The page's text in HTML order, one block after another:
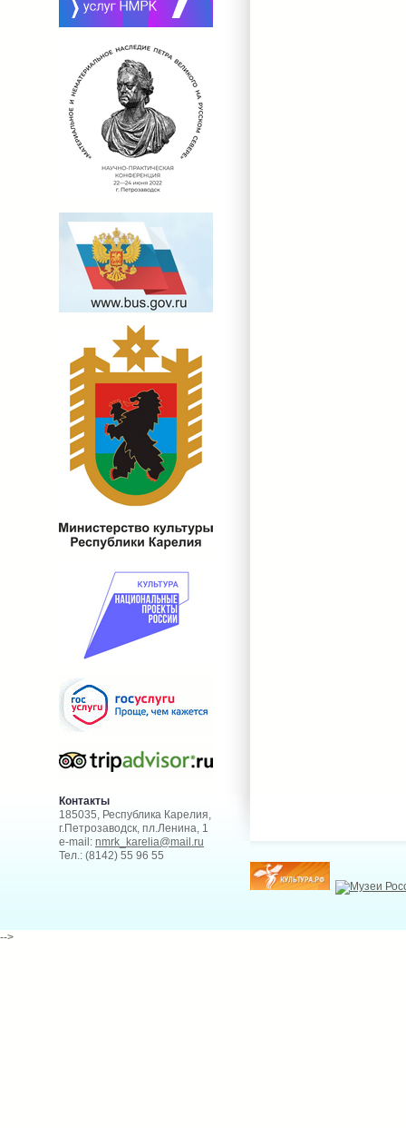
Контакты
185035, Республика Карелия,
г.Петрозаводск, пл.Ленина, 1
e-mail: nmrk_karelia@mail.ru
Тел.: (8142) 55 96 55
-->